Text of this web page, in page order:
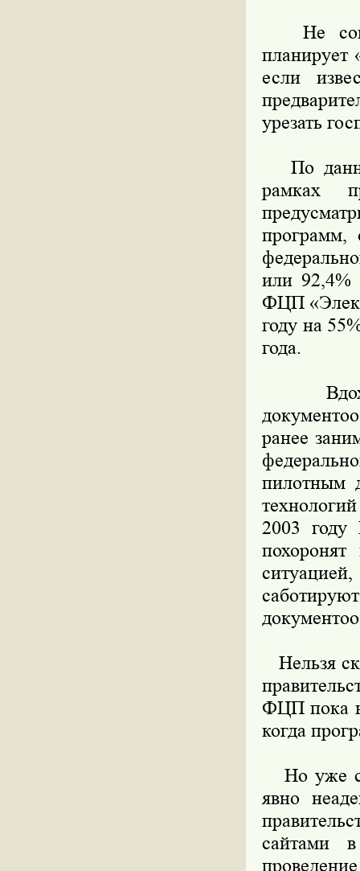
Не
планирует
если
урезать
По
рамках
программ,
или 92,4%
ФЦП
году на
года.
ранее
пилотным
2003 году
Нельзя
ФЦП пока
когда
Но уже
явно
сайтами